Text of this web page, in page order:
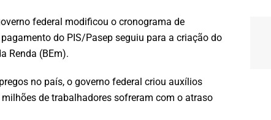
federal modificou o cronograma de
do PIS/Pasep seguiu para a criação do
Renda (BEm).
no país, o governo federal criou auxílios
de trabalhadores sofreram com o atraso